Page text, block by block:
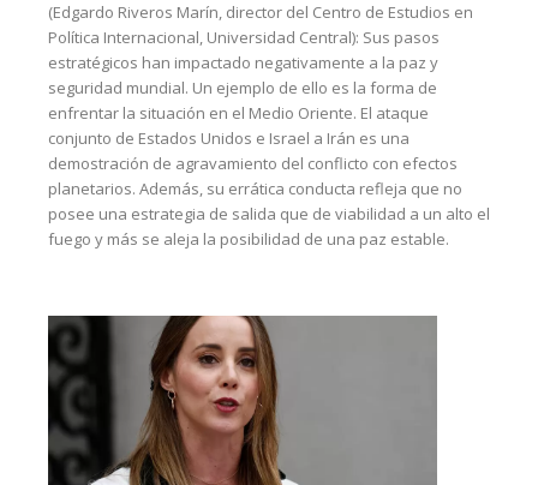
(Edgardo Riveros Marín, director del Centro de Estudios en
Política Internacional, Universidad Central): Sus pasos
estratégicos han impactado negativamente a la paz y
seguridad mundial. Un ejemplo de ello es la forma de
enfrentar la situación en el Medio Oriente. El ataque
conjunto de Estados Unidos e Israel a Irán es una
demostración de agravamiento del conflicto con efectos
planetarios. Además, su errática conducta refleja que no
posee una estrategia de salida que de viabilidad a un alto el
fuego y más se aleja la posibilidad de una paz estable.